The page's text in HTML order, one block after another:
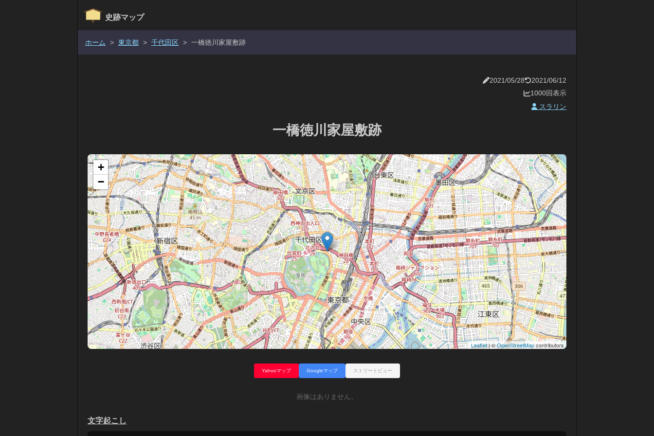
史跡マップ
ホーム > 東京都 > 千代田区 > 一橋徳川家屋敷跡
2021/05/28
2021/06/12
1000回表示
スラリン
一橋徳川家屋敷跡
+
−
Leaflet| ©OpenStreetMapcontributors
Yahooマップ Googleマップ ストリートビュー
画像はありません。
文字起こし